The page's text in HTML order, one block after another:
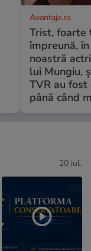
Avantaje.ro
Trist, foarte
împreună,
noastră
lui Mungiu,
TVR au
până când
20 iul.